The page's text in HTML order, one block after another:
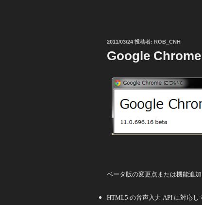
投
日:
2011/03/24 投稿者: ROB_CNH
Google
ベータ版の変更点または機能追
HTML5 の音声入力 API に対応し